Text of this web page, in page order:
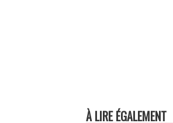
À LIRE ÉGALEMENT